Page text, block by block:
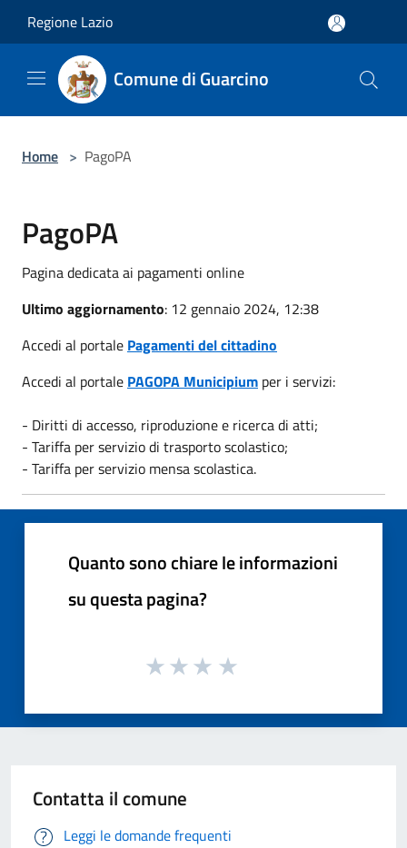
Regione Lazio
Comune di Guarcino
Home > PagoPA
PagoPA
Pagina dedicata ai pagamenti online
Ultimo aggiornamento: 12 gennaio 2024, 12:38
Accedi al portale Pagamenti del cittadino
Accedi al portale PAGOPA Municipium per i servizi:
- Diritti di accesso, riproduzione e ricerca di atti;
- Tariffa per servizio di trasporto scolastico;
- Tariffa per servizio mensa scolastica.
Quanto sono chiare le informazioni
su questa pagina?
Contatta il comune
Leggi le domande frequenti